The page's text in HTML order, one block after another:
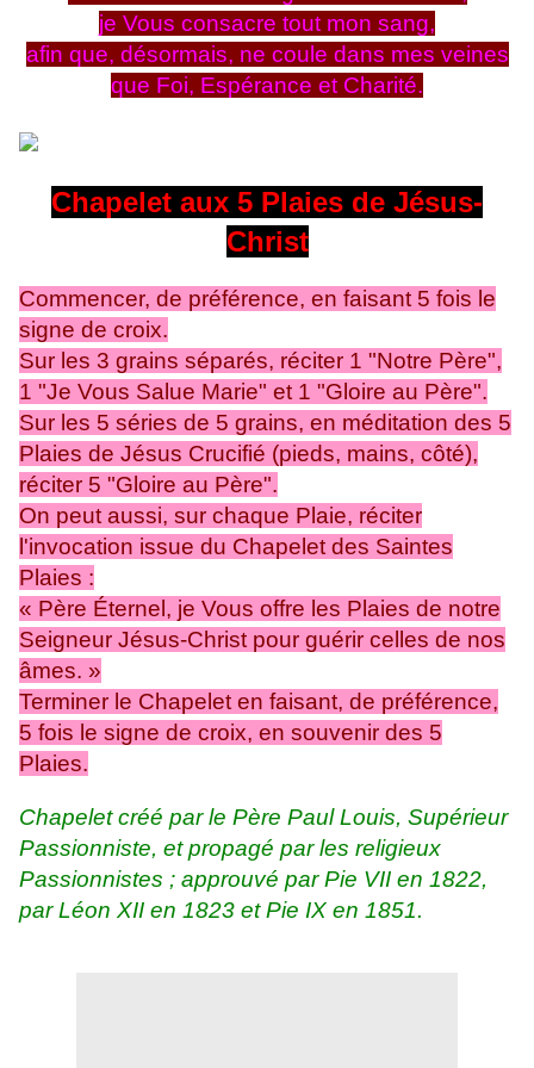
je Vous consacre tout mon sang,
afin que, désormais, ne coule dans mes veines
que Foi, Espérance et Charité.
Chapelet aux 5 Plaies de Jésus-
Christ
Commencer, de préférence, en faisant 5 fois le
signe de croix.
Sur les 3 grains séparés, réciter 1 "Notre Père",
1 "Je Vous Salue Marie" et 1 "Gloire au Père".
Sur les 5 séries de 5 grains, en méditation des 5
Plaies de Jésus Crucifié (pieds, mains, côté),
réciter 5 "Gloire au Père".
On peut aussi, sur chaque Plaie, réciter
l'invocation issue du Chapelet des Saintes
Plaies :
« Père Éternel, je Vous offre les Plaies de notre
Seigneur Jésus-Christ pour guérir celles de nos
âmes. »
Terminer le Chapelet en faisant, de préférence,
5 fois le signe de croix, en souvenir des 5
Plaies.
Chapelet créé par le Père Paul Louis, Supérieur
Passionniste, et propagé par les religieux
Passionnistes ; approuvé par Pie VII en 1822,
par Léon XII en 1823 et Pie IX en 1851.